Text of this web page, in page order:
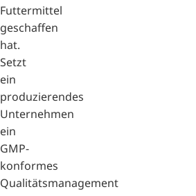
Futtermittel
geschaffen
hat.
Setzt
ein
produzierendes
Unternehmen
ein
GMP-
konformes
Qualitätsmanagement